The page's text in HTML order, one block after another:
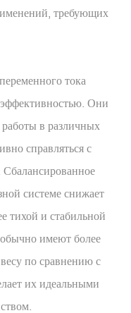
требующих
тока
Они
в различных
справляться с
системе снижает
тихой и стабильной
обычно имеют более
по сравнению с
их идеальными